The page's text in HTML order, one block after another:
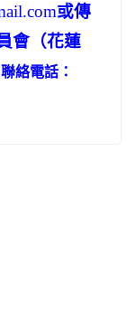
或傳
會 （花蓮
絡電話：